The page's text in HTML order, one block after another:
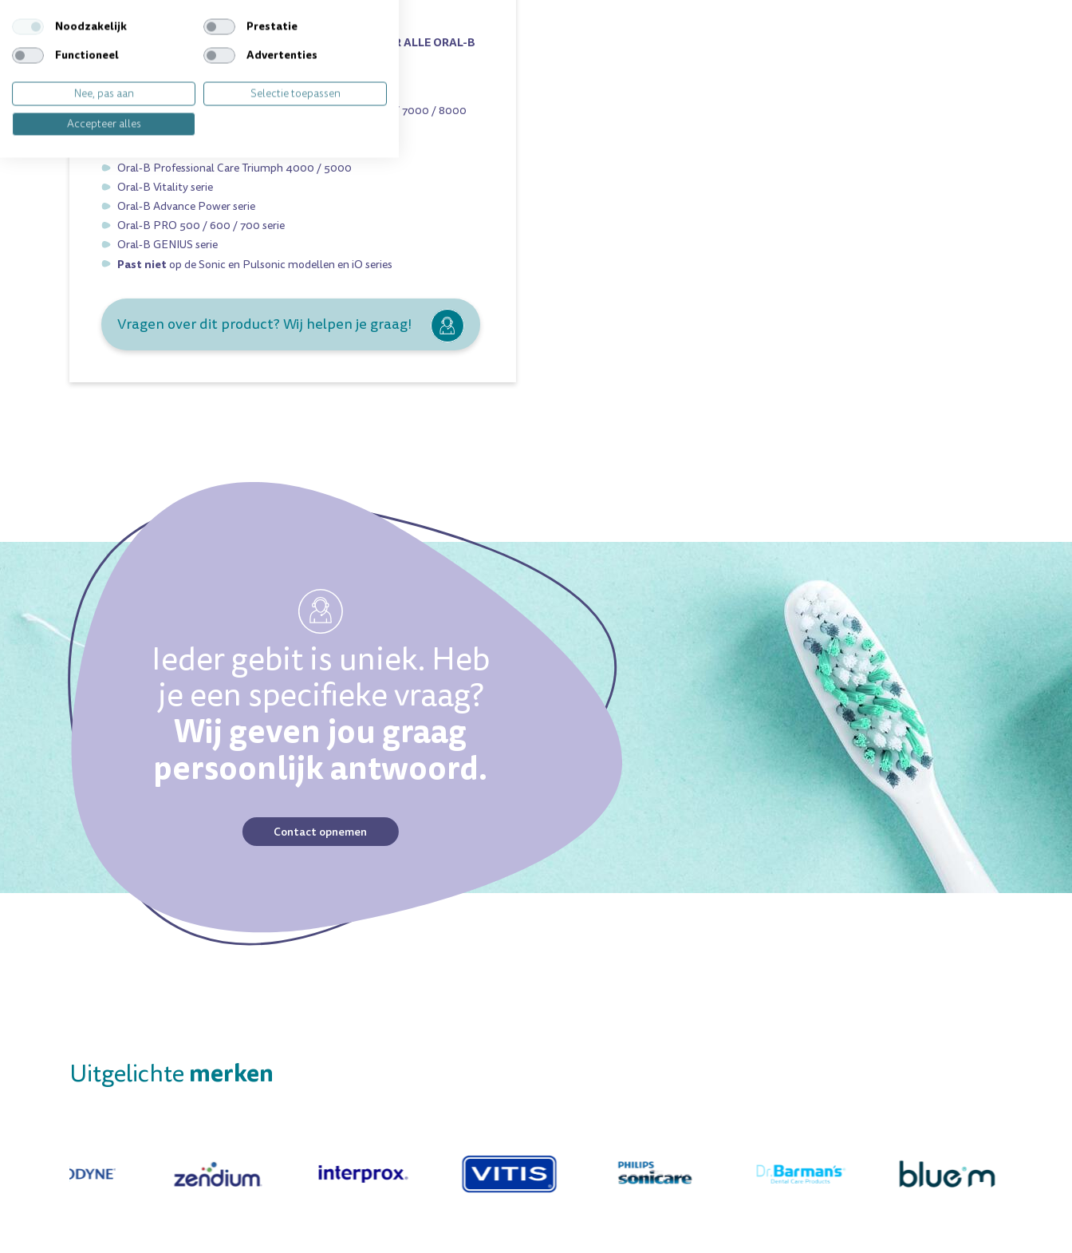
DE PURE CLEAN OPZETBORSTELS ZIJN GESCHIKT VOOR ALLE ORAL-B
OPLAADBARE TANDENBORSTELSMET EEN ROTEREND
POETSSYSTEEM, ZOALS O.A.:
Oral-B PRO 1000 / 2000 / 3000 / 4000 / 5000 / 6000 / 7000 / 8000
Oral-B PRO 1 / PRO 2 / PRO 3
Oral-B Professional Care Triumph 4000 / 5000
Oral-B Vitality serie
Oral-B Advance Power serie
Oral-B PRO 500 / 600 / 700 serie
Oral-B GENIUS serie
Past nietop de Sonic en Pulsonic modellen en iO series
Vragen over dit product? Wij helpen je graag!
Ieder gebit is uniek. Heb
je een specifieke vraag?
Wij geven jou graag
persoonlijk antwoord.
Contact opnemen
Uitgelichte merken
Noodzakelijk
Prestatie
Functioneel
Advertenties
Nee, pas aan
Selectie toepassen
Accepteer alles